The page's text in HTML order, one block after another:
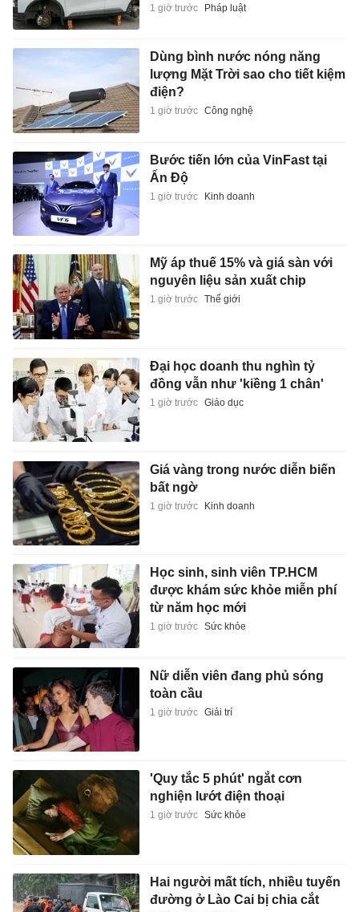
1 giờ trước Pháp luật
Dùng bình nước nóng năng
lượng Mặt Trời sao cho tiết kiệm
điện?
1 giờ trước Công nghệ
Bước tiến lớn của VinFast tại
Ấn Độ
1 giờ trước Kinh doanh
Mỹ áp thuế 15% và giá sàn với
nguyên liệu sản xuất chip
1 giờ trước Thế giới
Đại học doanh thu nghìn tỷ
đồng vẫn như 'kiềng 1 chân'
1 giờ trước Giáo dục
Giá vàng trong nước diễn biến
bất ngờ
1 giờ trước Kinh doanh
Học sinh, sinh viên TP.HCM
được khám sức khỏe miễn phí
từ năm học mới
1 giờ trước Sức khỏe
Nữ diễn viên đang phủ sóng
toàn cầu
1 giờ trước Giải trí
'Quy tắc 5 phút' ngắt cơn
nghiện lướt điện thoại
1 giờ trước Sức khỏe
Hai người mất tích, nhiều tuyến
đường ở Lào Cai bị chia cắt